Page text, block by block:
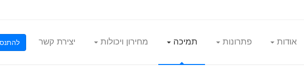
יצירת קשר מחירון ויכולות תמיכה פתרונות אודות